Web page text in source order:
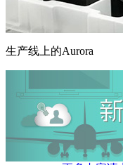
生产线上的Aurora